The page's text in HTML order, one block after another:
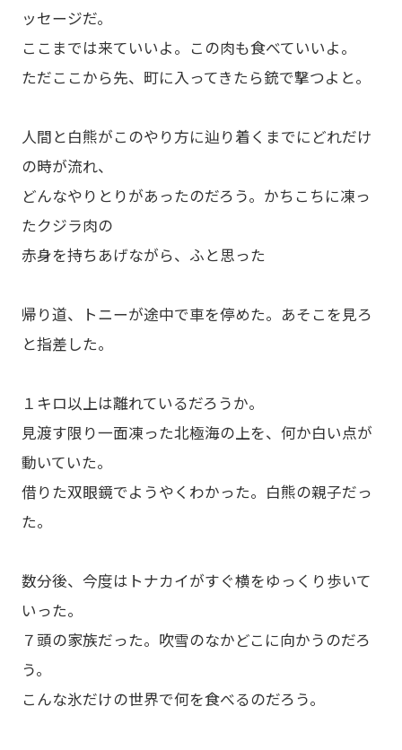
ッセージだ。
ここまでは来ていいよ。この肉も食べていいよ。
ただここから先、町に入ってきたら銃で撃つよと。
人間と白熊がこのやり方に辿り着くまでにどれだけ
の時が流れ、
どんなやりとりがあったのだろう。かちこちに凍っ
たクジラ肉の
赤身を持ちあげながら、ふと思った
帰り道、トニーが途中で車を停めた。あそこを見ろ
と指差した。
１キロ以上は離れているだろうか。
見渡す限り一面凍った北極海の上を、何か白い点が
動いていた。
借りた双眼鏡でようやくわかった。白熊の親子だっ
た。
数分後、今度はトナカイがすぐ横をゆっくり歩いて
いった。
７頭の家族だった。吹雪のなかどこに向かうのだろ
う。
こんな氷だけの世界で何を食べるのだろう。